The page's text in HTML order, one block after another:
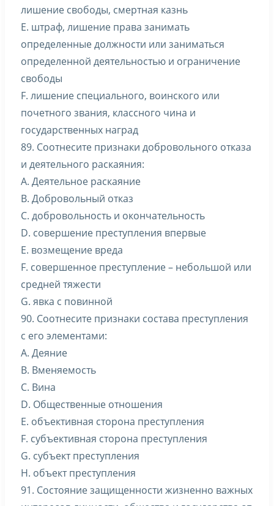
лишение свободы, смертная казнь
E. штраф, лишение права занимать
определенные должности или заниматься
определенной деятельностью и ограничение
свободы
F. лишение специального, воинского или
почетного звания, классного чина и
государственных наград
89. Соотнесите признаки добровольного отказа
и деятельного раскаяния:
A. Деятельное раскаяние
B. Добровольный отказ
C. добровольность и окончательность
D. совершение преступления впервые
E. возмещение вреда
F. совершенное преступление – небольшой или
средней тяжести
G. явка с повинной
90. Соотнесите признаки состава преступления
с его элементами:
A. Деяние
B. Вменяемость
C. Вина
D. Общественные отношения
E. объективная сторона преступления
F. субъективная сторона преступления
G. субъект преступления
H. объект преступления
91. Состояние защищенности жизненно важных